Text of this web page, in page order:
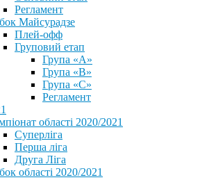
Регламент
Майсурадзе
Плей-офф
Груповий етап
Група «А»
Група «B»
Група «C»
Регламент
області 2020/2021
Суперліга
Перша ліга
Друга Ліга
області 2020/2021